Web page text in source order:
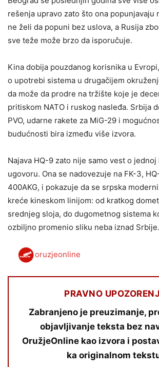
rešenja upravo zato što ona popunjavaju
ne želi da popuni bez uslova, a Rusija
sve teže može brzo da isporučuje.
Kina dobija pouzdanog korisnika u
o upotrebi sistema u drugačijem
da može da prodre na tržište koje je
pritiskom NATO i ruskog nasleđa. Srbija
PVO, udarne rakete za MiG-29 i
budućnosti bira između više izvora.
Najava HQ-9 zato nije samo vest o
ugovoru. Ona se nadovezuje na FK-3,
400AKG, i pokazuje da se srpska
kreće kineskom linijom: od kratkog
srednjeg sloja, do dugometnog sistema
ozbiljno promenio sliku neba iznad Srbije.
oruzjeonline
PRAVNO
Zabranjeno je preuzimanje,
objavljivanje teksta bez
OružjeOnline kao izvora i
ka originalnom